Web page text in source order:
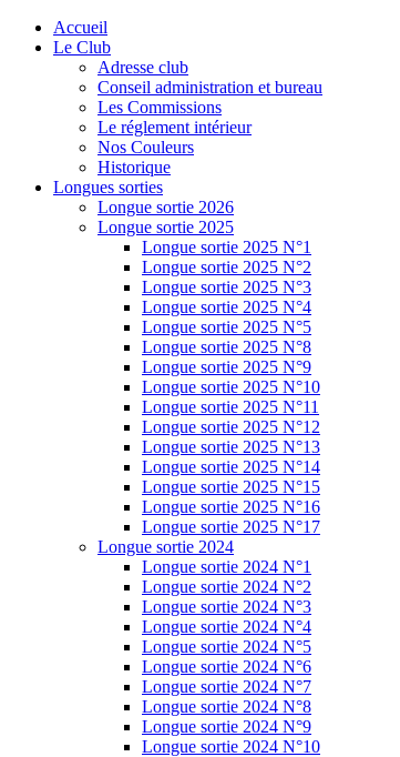
Accueil
Le Club
Adresse club
Conseil administration et bureau
Les Commissions
Le réglement intérieur
Nos Couleurs
Historique
Longues sorties
Longue sortie 2026
Longue sortie 2025
Longue sortie 2025 N°1
Longue sortie 2025 N°2
Longue sortie 2025 N°3
Longue sortie 2025 N°4
Longue sortie 2025 N°5
Longue sortie 2025 N°8
Longue sortie 2025 N°9
Longue sortie 2025 N°10
Longue sortie 2025 N°11
Longue sortie 2025 N°12
Longue sortie 2025 N°13
Longue sortie 2025 N°14
Longue sortie 2025 N°15
Longue sortie 2025 N°16
Longue sortie 2025 N°17
Longue sortie 2024
Longue sortie 2024 N°1
Longue sortie 2024 N°2
Longue sortie 2024 N°3
Longue sortie 2024 N°4
Longue sortie 2024 N°5
Longue sortie 2024 N°6
Longue sortie 2024 N°7
Longue sortie 2024 N°8
Longue sortie 2024 N°9
Longue sortie 2024 N°10